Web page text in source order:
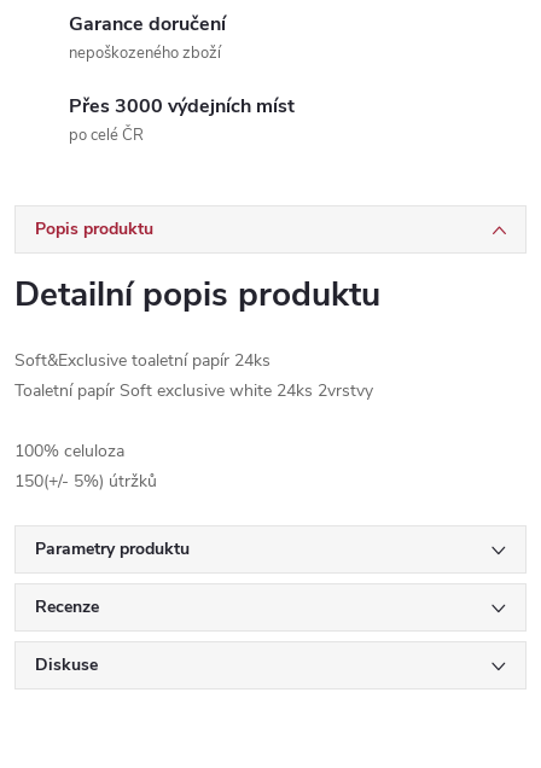
Garance doručení
nepoškozeného zboží
Přes 3000 výdejních míst
po celé ČR
Popis produktu
Detailní popis produktu
Soft&Exclusive toaletní papír 24ks
Toaletní papír Soft exclusive white 24ks 2vrstvy
100% celuloza
150(+/- 5%) útržků
Parametry produktu
Recenze
Diskuse